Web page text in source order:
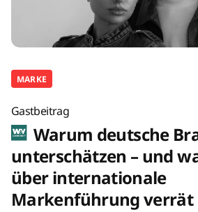
MARKE
Gastbeitrag
Warum deutsche
unterschätzen – und
über internationale
Markenführung verrät